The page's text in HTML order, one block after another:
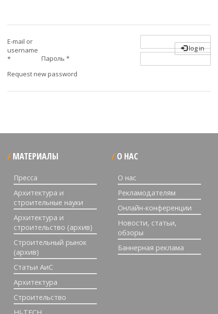
E-mail or
username
*
Пароль *
Request new password
log in
МАТЕРИАЛЫ
Пресса
Архитектура и
строительные науки
Архитектура и
строительство (архив)
Строительный рынок
(архив)
Статьи АиС
Архитектура
Строительство
О НАС
О нас
Рекламодателям
Онлайн-конференции
Новости, статьи,
обзоры
Баннерная реклама